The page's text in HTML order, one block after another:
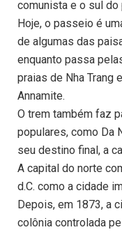
comunista e o sul do
Hoje, o passeio é
de algumas das
enquanto passa
praias de Nha Trang
Annamite.
O trem também faz
populares, como Da
seu destino final, a
A capital do norte
d.C. como a cidade
Depois, em 1873, a
colônia controlada